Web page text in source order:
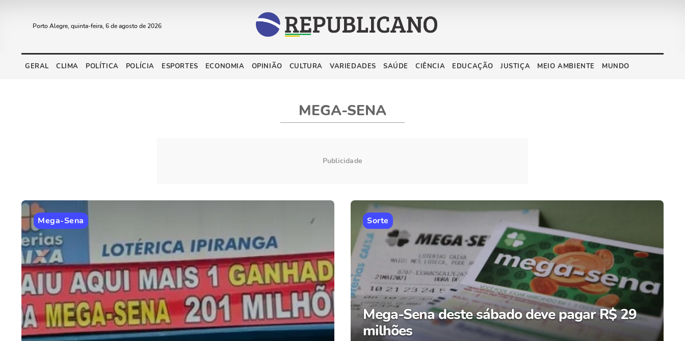
Porto Alegre, quinta-feira, 6 de agosto de 2026
GERAL CLIMA POLÍTICA POLÍCIA ESPORTES ECONOMIA OPINIÃO CULTURA VARIEDADES SAÚDE CIÊNCIA EDUCAÇÃO JUSTIÇA MEIO AMBIENTE MUNDO
MEGA-SENA
Mega-Sena
Mega-Sena deste sábado deve pagar R$ 29
milhões
Sorte